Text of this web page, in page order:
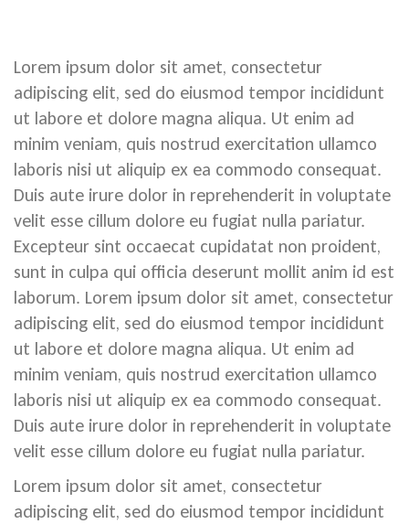
Lorem ipsum dolor sit amet, consectetur
adipiscing elit, sed do eiusmod tempor incididunt
ut labore et dolore magna aliqua. Ut enim ad
minim veniam, quis nostrud exercitation ullamco
laboris nisi ut aliquip ex ea commodo consequat.
Duis aute irure dolor in reprehenderit in voluptate
velit esse cillum dolore eu fugiat nulla pariatur.
Excepteur sint occaecat cupidatat non proident,
sunt in culpa qui officia deserunt mollit anim id est
laborum. Lorem ipsum dolor sit amet, consectetur
adipiscing elit, sed do eiusmod tempor incididunt
ut labore et dolore magna aliqua. Ut enim ad
minim veniam, quis nostrud exercitation ullamco
laboris nisi ut aliquip ex ea commodo consequat.
Duis aute irure dolor in reprehenderit in voluptate
velit esse cillum dolore eu fugiat nulla pariatur.
Lorem ipsum dolor sit amet, consectetur
adipiscing elit, sed do eiusmod tempor incididunt